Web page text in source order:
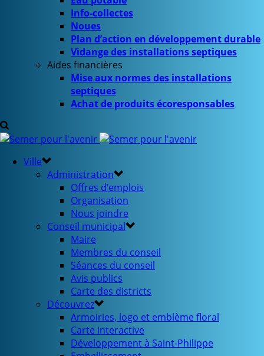
Info-collectes
Noues
Plan d’action en développement durable
Vidange des installations septiques
Aides financières
Mise aux normes des installations
septiques
Achat de produits écoresponsables
Ville
Administration
Offres d’emplois
Organisation
Nous joindre
Conseil municipal
Maire
Membres du conseil
Séances du conseil
Avis publics
Carte des districts
Découvrez
Armoiries, logo et emblème floral
Carte interactive
Développement à Saint-Philippe